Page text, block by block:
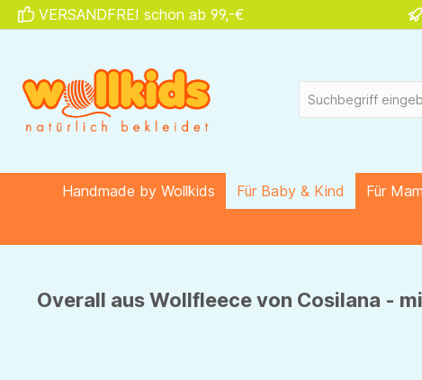
Zur Hauptnavigation springen
VERSANDFREI schon ab 99,-€
Handmade by Wollkids Für Baby & Kind Für
Overall aus Wollfleece von Cosilana -